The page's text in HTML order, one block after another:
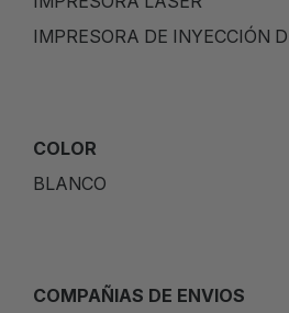
IMPRESORA DE INYECCIÓN
COLOR
BLANCO
COMPAÑIAS DE ENVIOS